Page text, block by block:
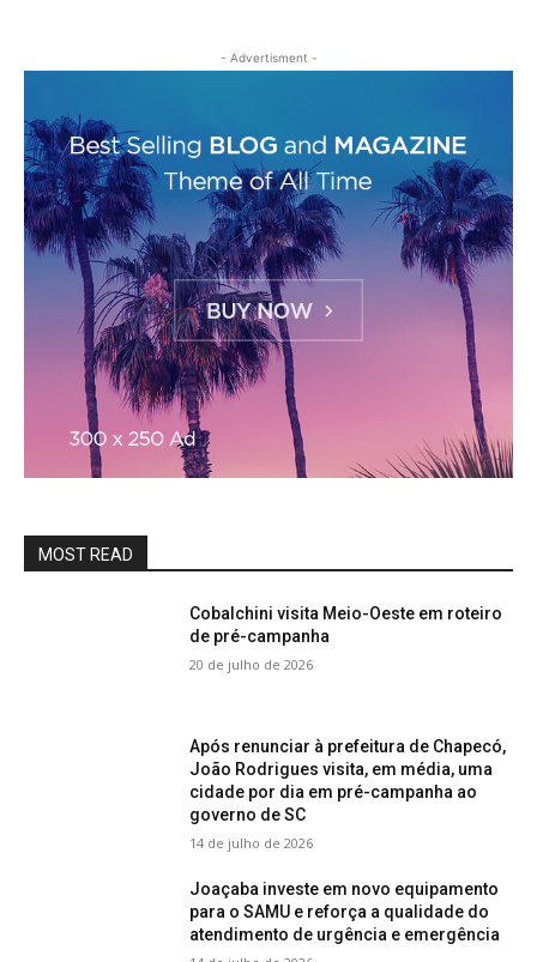
- Advertisment -
MOST READ
Cobalchini visita Meio-Oeste em roteiro
de pré-campanha
20 de julho de 2026
Após renunciar à prefeitura de Chapecó,
João Rodrigues visita, em média, uma
cidade por dia em pré-campanha ao
governo de SC
14 de julho de 2026
Joaçaba investe em novo equipamento
para o SAMU e reforça a qualidade do
atendimento de urgência e emergência